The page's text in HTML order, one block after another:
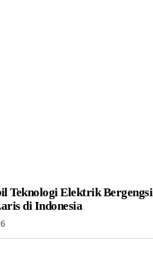
Teknologi Elektrik Bergengsi
di Indonesia